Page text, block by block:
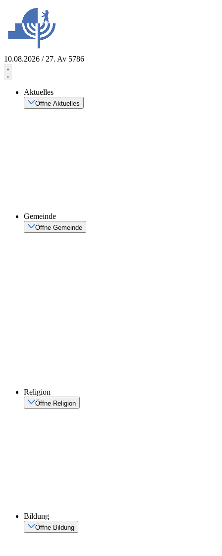
springen
10.08.2026 / 27. Av 5786
Aktuelles
Öffne Aktuelles
Gemeinde
Öffne Gemeinde
Religion
Öffne Religion
Bildung
Öffne Bildung